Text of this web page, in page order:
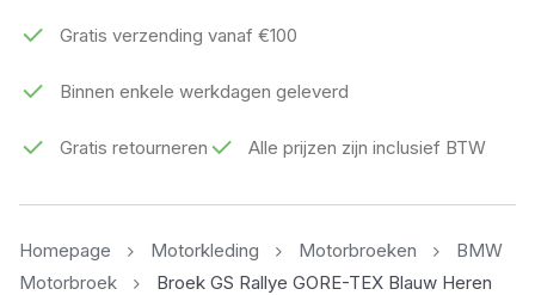
Gratis verzending vanaf €100
Binnen enkele werkdagen geleverd
Gratis retourneren Alle prijzen zijn inclusief BTW
Homepage Motorkleding Motorbroeken
BMW
Motorbroek
Broek GS Rallye GORE-TEX Blauw Heren